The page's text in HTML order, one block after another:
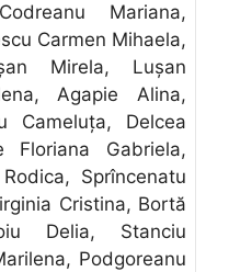
Mariana,
Carmen Mihaela,
Mirela, Luşan
Agapie Alina,
Cameluţa, Delcea
Floriana Gabriela,
Sprîncenatu
Cristina, Bortă
Delia, Stanciu
Podgoreanu